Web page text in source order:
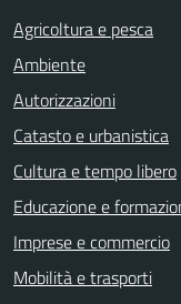
Agricoltura e pesca
Ambiente
Autorizzazioni
Catasto e urbanistica
Cultura e tempo libero
Educazione e
Imprese e commercio
Mobilità e trasporti